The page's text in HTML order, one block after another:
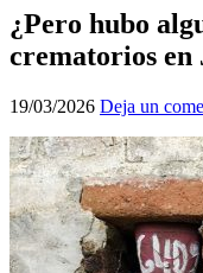
¿Pero hubo
crematorios en
19/03/2026 Deja un